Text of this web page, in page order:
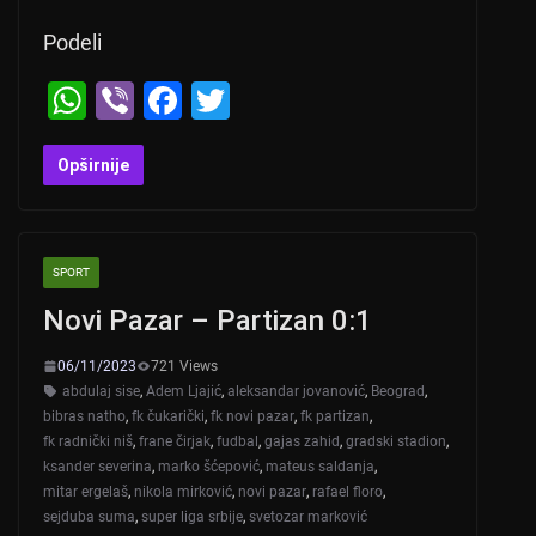
Podeli
W
h
at
A
p
p
Vi
b
er
F
o
k
Opširnije
SPORT
Novi Pazar – Partizan 0:1
06/11/2023
721 Views
abdulaj sise, Adem Ljajić, aleksandar jovanović, Beograd,
bibras natho, fk čukarički, fk novi pazar, fk partizan,
fk radnički niš, frane čirjak, fudbal, gajas zahid, gradski stadion,
ksander severina, marko šćepović, mateus saldanja,
mitar ergelaš, nikola mirković, novi pazar, rafael floro,
sejduba suma, super liga srbije, svetozar marković